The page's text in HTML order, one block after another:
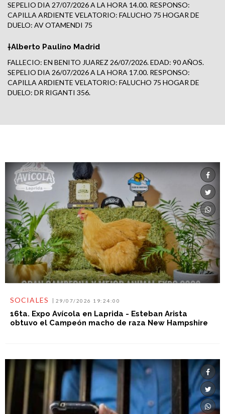
SEPELIO DIA 27/07/2026 A LA HORA 14.00. RESPONSO:
CAPILLA ARDIENTE VELATORIO: FALUCHO 75 HOGAR DE
DUELO: AV OTAMENDI 75
†Alberto Paulino Madrid
FALLECIO: EN BENITO JUAREZ 26/07/2026. EDAD: 90 AÑOS.
SEPELIO DIA 26/07/2026 A LA HORA 17.00. RESPONSO:
CAPILLA ARDIENTE VELATORIO: FALUCHO 75 HOGAR DE
DUELO: DR RIGANTI 356.
SOCIALES 29/07/2026 19:24:00
16ta. Expo Avícola en Laprida - Esteban Arista
obtuvo el Campeón macho de raza New Hampshire